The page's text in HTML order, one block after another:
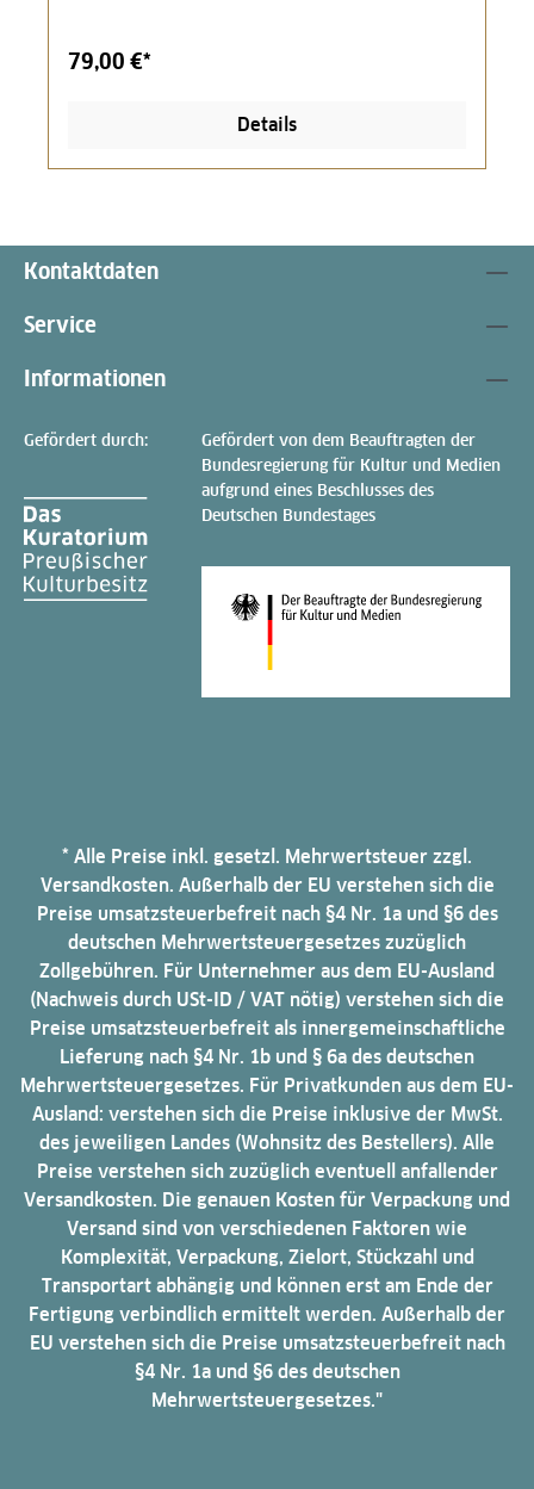
79,00 €*
Details
Kontaktdaten
Service
Informationen
Gefördert durch:
Gefördert von dem Beauftragten der
Bundesregierung für Kultur und Medien
aufgrund eines Beschlusses des
Deutschen Bundestages
* Alle Preise inkl. gesetzl. Mehrwertsteuer zzgl.
Versandkosten. Außerhalb der EU verstehen sich die
Preise umsatzsteuerbefreit nach §4 Nr. 1a und §6 des
deutschen Mehrwertsteuergesetzes zuzüglich
Zollgebühren. Für Unternehmer aus dem EU-Ausland
(Nachweis durch USt-ID / VAT nötig) verstehen sich die
Preise umsatzsteuerbefreit als innergemeinschaftliche
Lieferung nach §4 Nr. 1b und § 6a des deutschen
Mehrwertsteuergesetzes. Für Privatkunden aus dem EU-
Ausland: verstehen sich die Preise inklusive der MwSt.
des jeweiligen Landes (Wohnsitz des Bestellers). Alle
Preise verstehen sich zuzüglich eventuell anfallender
Versandkosten. Die genauen Kosten für Verpackung und
Versand sind von verschiedenen Faktoren wie
Komplexität, Verpackung, Zielort, Stückzahl und
Transportart abhängig und können erst am Ende der
Fertigung verbindlich ermittelt werden. Außerhalb der
EU verstehen sich die Preise umsatzsteuerbefreit nach
§4 Nr. 1a und §6 des deutschen
Mehrwertsteuergesetzes."